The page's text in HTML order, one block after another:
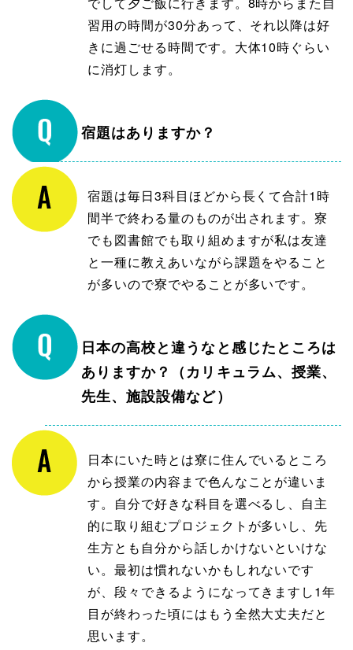
習用の時間が30分あって、それ以降は好
きに過ごせる時間です。大体10時ぐらい
に消灯します。
宿題はありますか？
宿題は毎日3科目ほどから長くて合計1時
間半で終わる量のものが出されます。寮
でも図書館でも取り組めますが私は友達
と一種に教えあいながら課題をやること
が多いので寮でやることが多いです。
日本の高校と違うなと感じたところは
ありますか？（カリキュラム、授業、
先生、施設設備など）
日本にいた時とは寮に住んでいるところ
から授業の内容まで色んなことが違いま
す。自分で好きな科目を選べるし、自主
的に取り組むプロジェクトが多いし、先
生方とも自分から話しかけないといけな
い。最初は慣れないかもしれないです
が、段々できるようになってきますし1年
目が終わった頃にはもう全然大丈夫だと
思います。